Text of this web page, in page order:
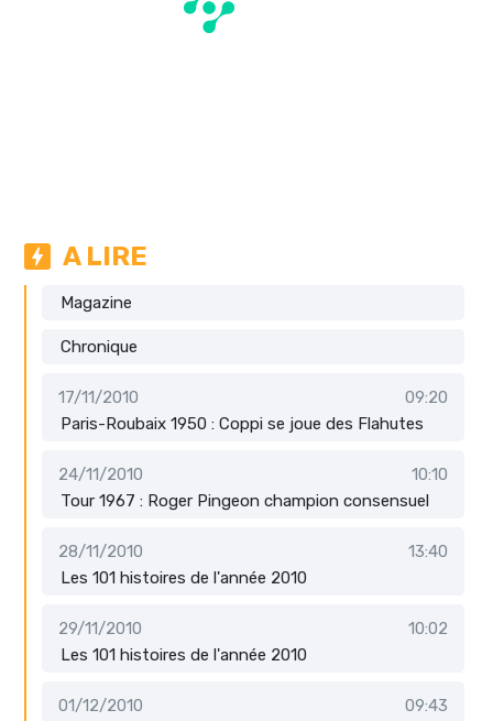
A LIRE
Magazine
Chronique
17/11/2010
09:20
Paris-Roubaix 1950 : Coppi se joue des Flahutes
24/11/2010
10:10
Tour 1967 : Roger Pingeon champion consensuel
28/11/2010
13:40
Les 101 histoires de l'année 2010
29/11/2010
10:02
Les 101 histoires de l'année 2010
01/12/2010
09:43